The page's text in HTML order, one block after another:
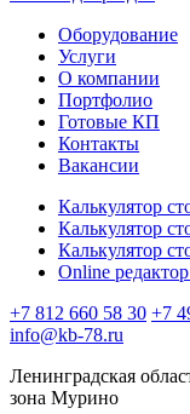
Оборудование
Услуги
О компании
Портфолио
Готовые КП
Контакты
Вакансии
Калькулятор
Калькулятор
Калькулятор
Online
+7 812 660 58 30 +7
info@kb-78.ru
Ленинградская
зона Мурино